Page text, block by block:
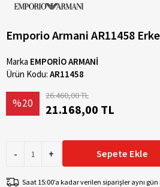
Emporio Armani AR11458
Marka EMPORİO ARMANİ
Ürün Kodu: AR11458
%20
26.460,00 TL
21.168,00 TL
- + Sepete Ekle
Saat 15:00’a kadar verilen siparişler aynı